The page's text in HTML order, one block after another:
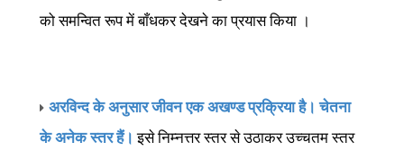
को समन्वित रूप में बाँधकर देखने का प्रयास किया ।
अरविन्द के अनुसार जीवन एक अखण्ड प्रक्रिया है। चेतना
के अनेक स्तर हैं।इसे निम्नत्तर स्तर से उठाकर उच्चतम स्तर